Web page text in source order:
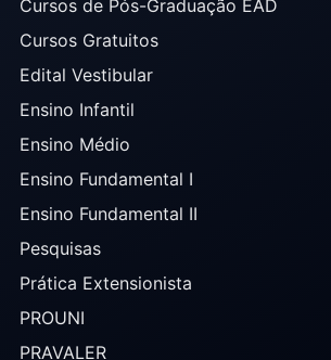
Cursos de Pós-Graduação EAD
Cursos Gratuitos
Edital Vestibular
Ensino Infantil
Ensino Médio
Ensino Fundamental I
Ensino Fundamental II
Pesquisas
Prática Extensionista
PROUNI
PRAVALER